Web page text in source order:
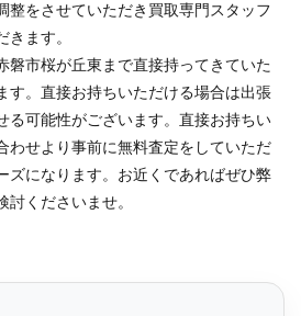
整をさせていただき買取専門スタッフ
ます。
磐市桜が丘東まで直接持ってきていた
す。直接お持ちいただける場合は出張
る可能性がございます。直接お持ちい
わせより事前に無料査定をしていただ
ズになります。お近くであればぜひ弊
くださいませ。